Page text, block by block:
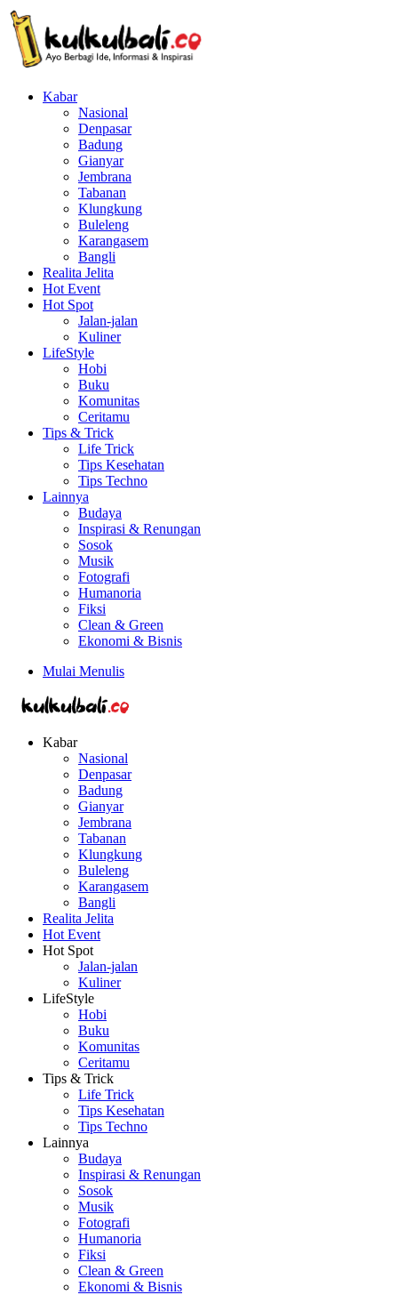
Kabar
Nasional
Denpasar
Badung
Gianyar
Jembrana
Tabanan
Klungkung
Buleleng
Karangasem
Bangli
Realita Jelita
Hot Event
Hot Spot
Jalan-jalan
Kuliner
LifeStyle
Hobi
Buku
Komunitas
Ceritamu
Tips & Trick
Life Trick
Tips Kesehatan
Tips Techno
Lainnya
Budaya
Inspirasi & Renungan
Sosok
Musik
Fotografi
Humanoria
Fiksi
Clean & Green
Ekonomi & Bisnis
Mulai Menulis
Kabar
Nasional
Denpasar
Badung
Gianyar
Jembrana
Tabanan
Klungkung
Buleleng
Karangasem
Bangli
Realita Jelita
Hot Event
Hot Spot
Jalan-jalan
Kuliner
LifeStyle
Hobi
Buku
Komunitas
Ceritamu
Tips & Trick
Life Trick
Tips Kesehatan
Tips Techno
Lainnya
Budaya
Inspirasi & Renungan
Sosok
Musik
Fotografi
Humanoria
Fiksi
Clean & Green
Ekonomi & Bisnis